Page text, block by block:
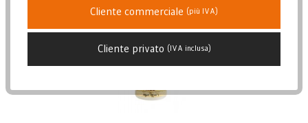
Data di pubblicazione
Popolarità
Prezzo più basso
Prezzo più alto
Descrizione dell'articolo
Cliente commerciale (più IVA)
Cliente privato (IVA inclusa)